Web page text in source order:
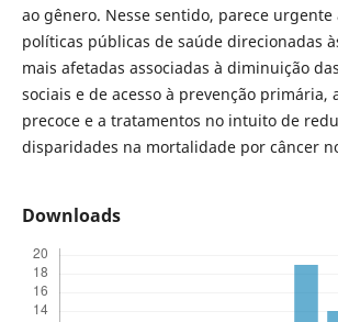
ao gênero. Nesse sentido, parece
políticas públicas de saúde direcionadas
mais afetadas associadas à diminuição
sociais e de acesso à prevenção primária,
precoce e a tratamentos no intuito de
disparidades na mortalidade por câncer
Downloads